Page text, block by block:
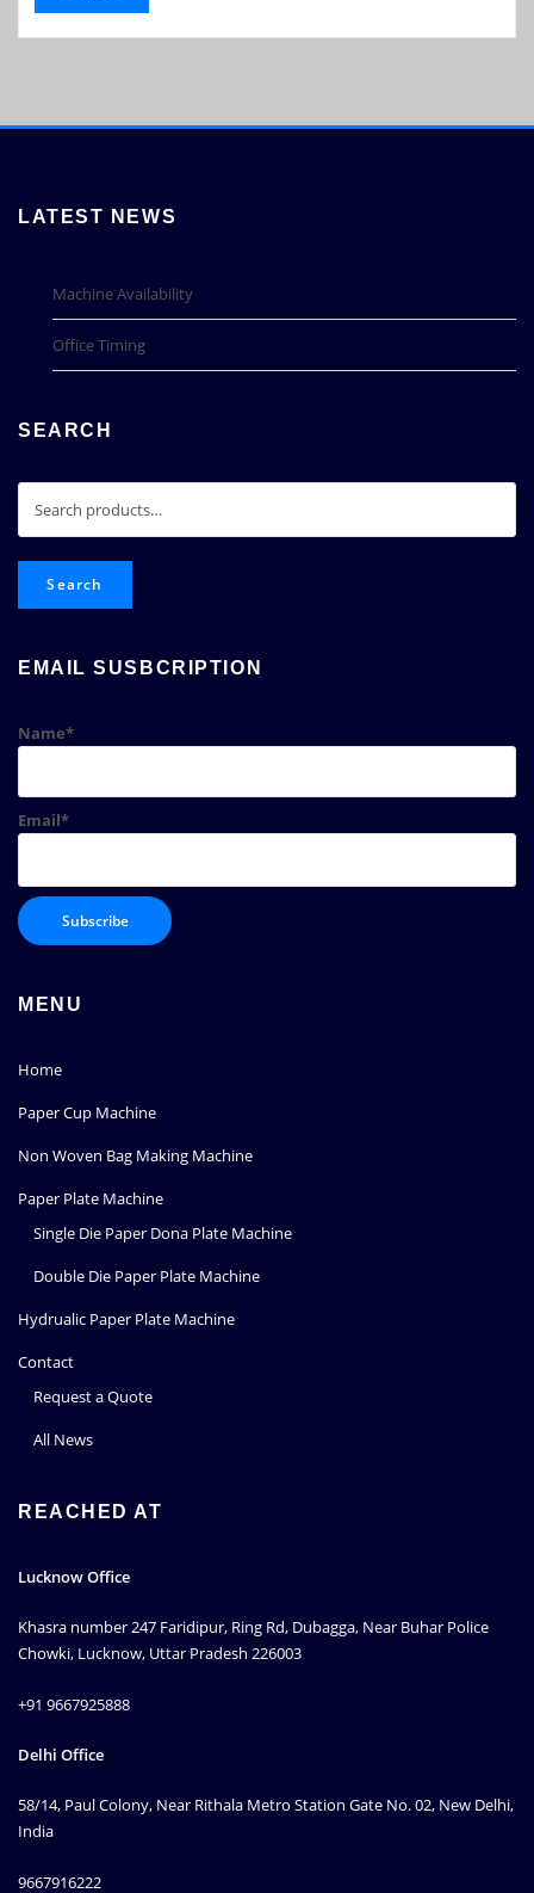
LATEST NEWS
Machine Availability
Office Timing
SEARCH
for:
Search
EMAIL SUSBCRIPTION
Name*
Email*
MENU
Home
Paper Cup Machine
Non Woven Bag Making Machine
Paper Plate Machine
Single Die Paper Dona Plate Machine
Double Die Paper Plate Machine
Hydrualic Paper Plate Machine
Contact
Request a Quote
All News
REACHED AT
Lucknow Office
Khasra number 247 Faridipur, Ring Rd, Dubagga, Near Buhar Police
Chowki, Lucknow, Uttar Pradesh 226003
+91 9667925888
Delhi Office
58/14, Paul Colony, Near Rithala Metro Station Gate No. 02, New Delhi,
India
9667916222